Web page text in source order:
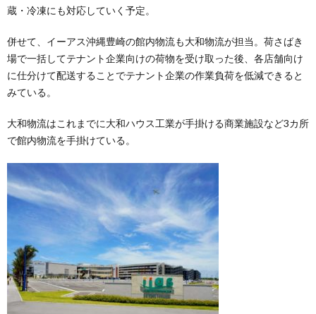
蔵・冷凍にも対応していく予定。
併せて、イーアス沖縄豊崎の館内物流も大和物流が担当。荷さばき
場で一括してテナント企業向けの荷物を受け取った後、各店舗向け
に仕分けて配送することでテナント企業の作業負荷を低減できると
みている。
大和物流はこれまでに大和ハウス工業が手掛ける商業施設など3カ所
で館内物流を手掛けている。